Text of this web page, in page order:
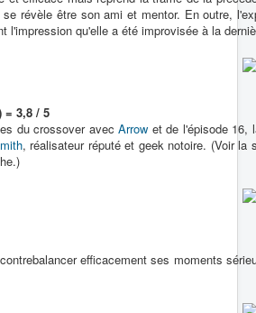
révèle être son ami et mentor. En outre,
l'impression qu'elle a été improvisée à la
= 3,8 / 5
du crossover avecArrow et de l'épisode 16,
, réalisateur réputé et geek notoire. (Voir la
efficacement ses moments